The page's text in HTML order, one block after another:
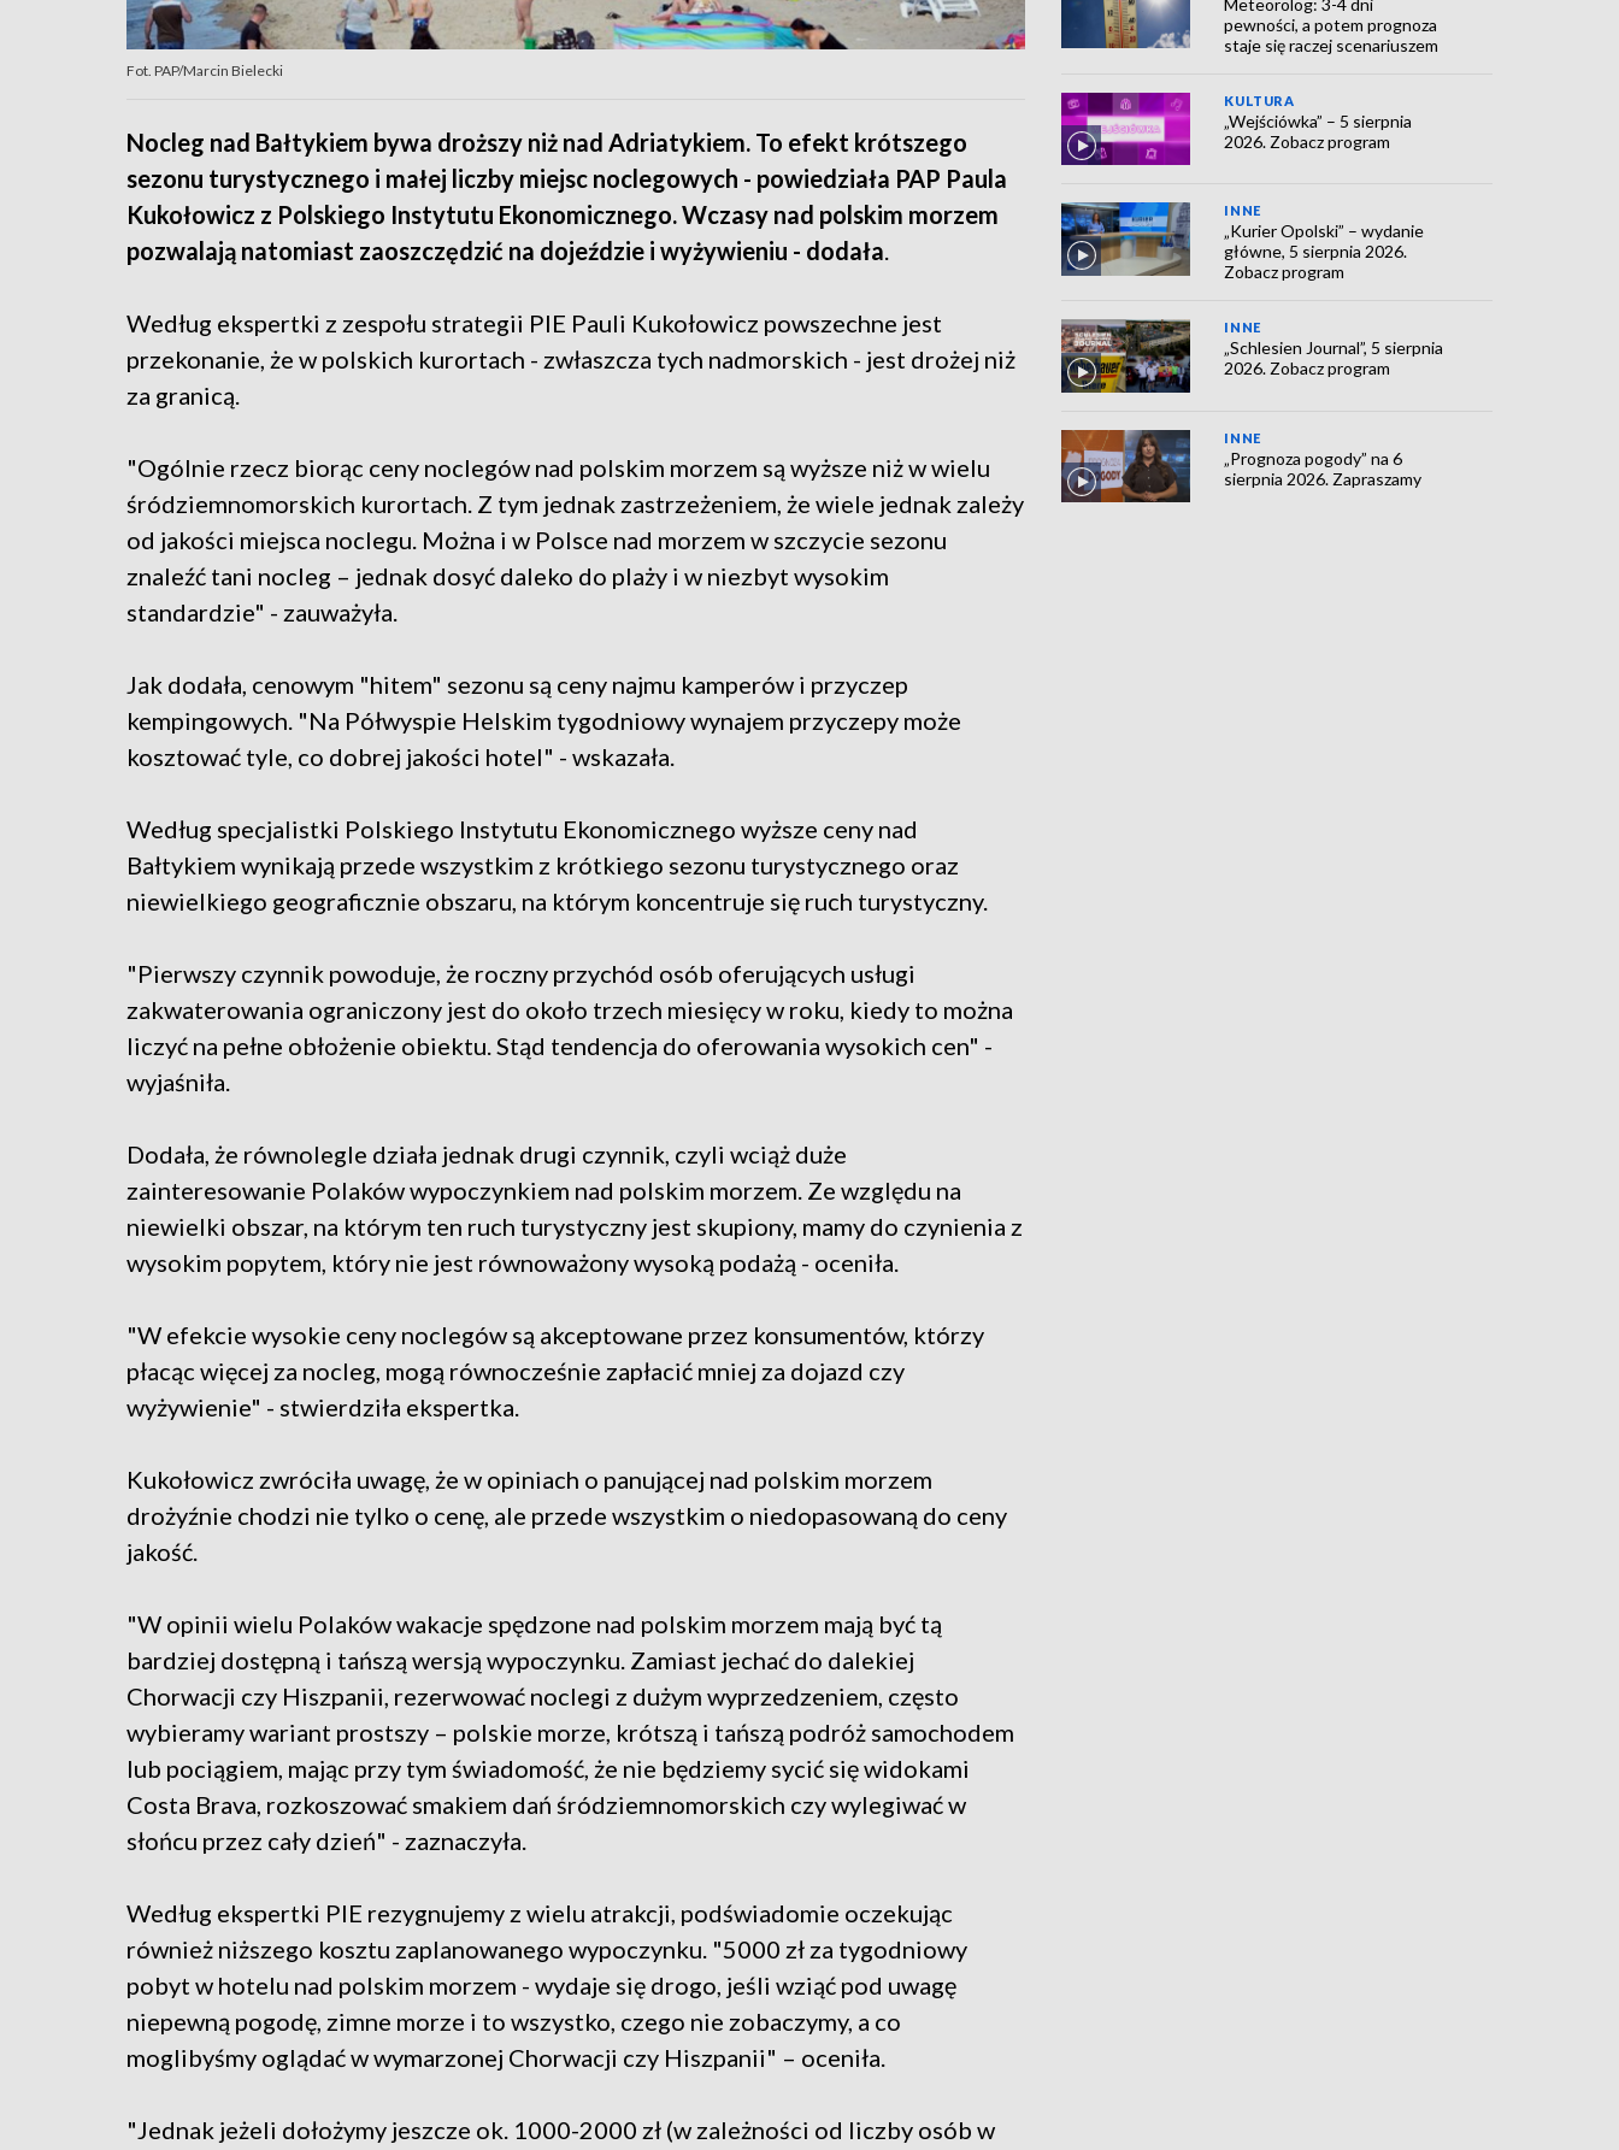
Fot. PAP/Marcin Bielecki
Nocleg nad Bałtykiem bywa droższy niż nad Adriatykiem. To efekt krótszego
sezonu turystycznego i małej liczby miejsc noclegowych - powiedziała PAP Paula
Kukołowicz z Polskiego Instytutu Ekonomicznego. Wczasy nad polskim morzem
pozwalają natomiast zaoszczędzić na dojeździe i wyżywieniu - dodała.
Według ekspertki z zespołu strategii PIE Pauli Kukołowicz powszechne jest
przekonanie, że w polskich kurortach - zwłaszcza tych nadmorskich - jest drożej niż
za granicą.
"Ogólnie rzecz biorąc ceny noclegów nad polskim morzem są wyższe niż w wielu
śródziemnomorskich kurortach. Z tym jednak zastrzeżeniem, że wiele jednak zależy
od jakości miejsca noclegu. Można i w Polsce nad morzem w szczycie sezonu
znaleźć tani nocleg – jednak dosyć daleko do plaży i w niezbyt wysokim
standardzie" - zauważyła.
Jak dodała, cenowym "hitem" sezonu są ceny najmu kamperów i przyczep
kempingowych. "Na Półwyspie Helskim tygodniowy wynajem przyczepy może
kosztować tyle, co dobrej jakości hotel" - wskazała.
Według specjalistki Polskiego Instytutu Ekonomicznego wyższe ceny nad
Bałtykiem wynikają przede wszystkim z krótkiego sezonu turystycznego oraz
niewielkiego geograficznie obszaru, na którym koncentruje się ruch turystyczny.
"Pierwszy czynnik powoduje, że roczny przychód osób oferujących usługi
zakwaterowania ograniczony jest do około trzech miesięcy w roku, kiedy to można
liczyć na pełne obłożenie obiektu. Stąd tendencja do oferowania wysokich cen" -
wyjaśniła.
Dodała, że równolegle działa jednak drugi czynnik, czyli wciąż duże
zainteresowanie Polaków wypoczynkiem nad polskim morzem. Ze względu na
niewielki obszar, na którym ten ruch turystyczny jest skupiony, mamy do czynienia z
wysokim popytem, który nie jest równoważony wysoką podażą - oceniła.
"W efekcie wysokie ceny noclegów są akceptowane przez konsumentów, którzy
płacąc więcej za nocleg, mogą równocześnie zapłacić mniej za dojazd czy
wyżywienie" - stwierdziła ekspertka.
Kukołowicz zwróciła uwagę, że w opiniach o panującej nad polskim morzem
drożyźnie chodzi nie tylko o cenę, ale przede wszystkim o niedopasowaną do ceny
jakość.
"W opinii wielu Polaków wakacje spędzone nad polskim morzem mają być tą
bardziej dostępną i tańszą wersją wypoczynku. Zamiast jechać do dalekiej
Chorwacji czy Hiszpanii, rezerwować noclegi z dużym wyprzedzeniem, często
wybieramy wariant prostszy – polskie morze, krótszą i tańszą podróż samochodem
lub pociągiem, mając przy tym świadomość, że nie będziemy sycić się widokami
Costa Brava, rozkoszować smakiem dań śródziemnomorskich czy wylegiwać w
słońcu przez cały dzień" - zaznaczyła.
Według ekspertki PIE rezygnujemy z wielu atrakcji, podświadomie oczekując
również niższego kosztu zaplanowanego wypoczynku. "5000 zł za tygodniowy
pobyt w hotelu nad polskim morzem - wydaje się drogo, jeśli wziąć pod uwagę
niepewną pogodę, zimne morze i to wszystko, czego nie zobaczymy, a co
moglibyśmy oglądać w wymarzonej Chorwacji czy Hiszpanii" – oceniła.
"Jednak jeżeli dołożymy jeszcze ok. 1000-2000 zł (w zależności od liczby osób w
pewności, a potem prognoza
staje się raczej scenariuszem
KULTURA
„Wejściówka” – 5 sierpnia
2026. Zobacz program
INNE
„Kurier Opolski” – wydanie
główne, 5 sierpnia 2026.
Zobacz program
INNE
„Schlesien Journal”, 5 sierpnia
2026. Zobacz program
INNE
„Prognoza pogody” na 6
sierpnia 2026. Zapraszamy